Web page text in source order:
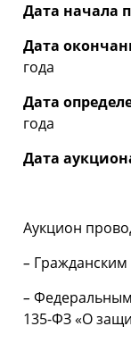
Дата начала
Дата
года
Дата
года
Дата
Аукцион
–
–
135-ФЗ «О